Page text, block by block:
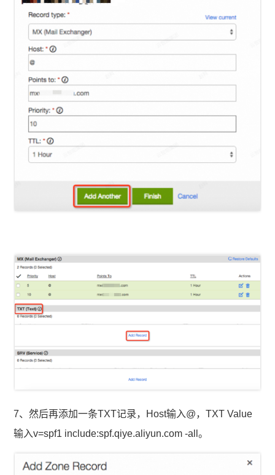
7、然后再添加一条TXT记录，Host输入@，TXT Value
输入v=spf1 include:spf.qiye.aliyun.com -all。